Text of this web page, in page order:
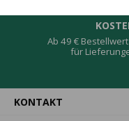
Ab 49 €
für
KONTAKT